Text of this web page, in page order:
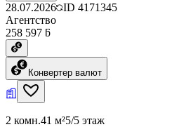
28.07.2026 ID 4171345
Агентство
258 597 ƃ
Конвертер валют
2 комн.41 м²5/5 этаж